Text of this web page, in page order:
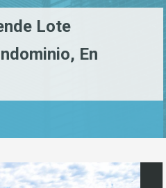
Lote
En